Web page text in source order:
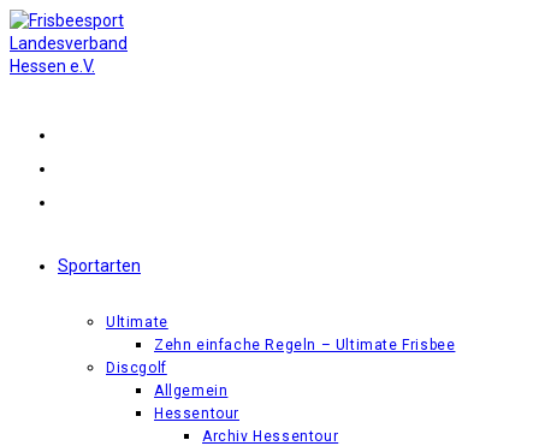
Zum
Inhalt
springen
Sportarten
Ultimate
Zehn einfache Regeln – Ultimate Frisbee
Discgolf
Allgemein
Hessentour
Archiv Hessentour